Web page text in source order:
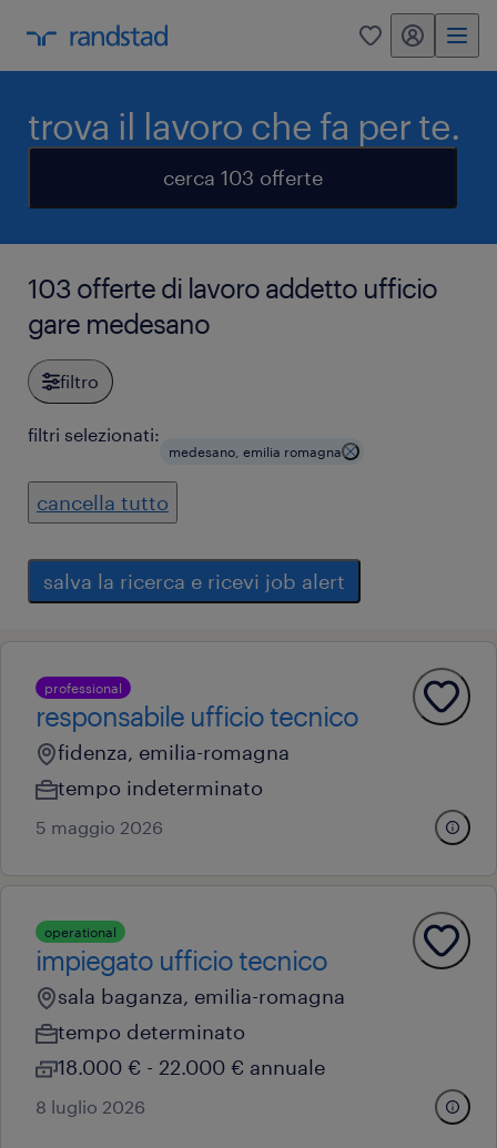
0 my randstad
trova il lavoro che fa per te.
cerca 103 offerte
103 offerte di lavoro addetto ufficio
gare medesano
filtro
filtri selezionati:
medesano, emilia romagna
cancella tutto
salva la ricerca e ricevi job alert
professional
responsabile ufficio tecnico
fidenza, emilia-romagna
tempo indeterminato
5 maggio 2026
operational
impiegato ufficio tecnico
sala baganza, emilia-romagna
tempo determinato
18.000 € - 22.000 € annuale
8 luglio 2026